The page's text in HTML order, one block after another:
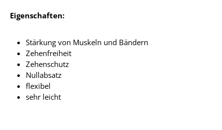
Eigenschaften:
Stärkung von Muskeln und Bändern
Zehenfreiheit
Zehenschutz
Nullabsatz
flexibel
sehr leicht